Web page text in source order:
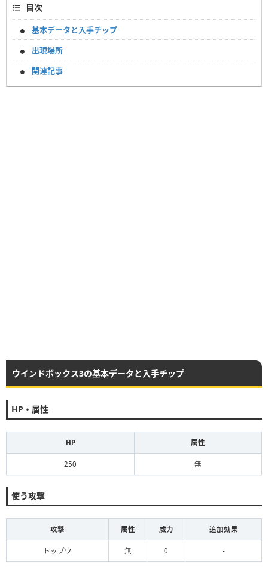
目次
基本データと入手チップ
出現場所
関連記事
ウインドボックス3の基本データと入手チップ
HP・属性
HP 属性
250 無
使う攻撃
攻撃 属性 威力 追加効果
トップウ 無 0 -